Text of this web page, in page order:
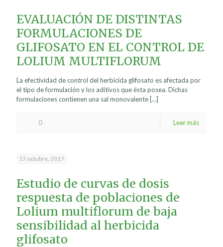
EVALUACIÓN DE DISTINTAS
FORMULACIONES DE
GLIFOSATO EN EL CONTROL DE
LOLIUM MULTIFLORUM
La efectividad de control del herbicida glifosato es afectada por
el tipo de formulación y los aditivos que ésta posea. Dichas
formulaciones contienen una sal monovalente […]
0 Leer más
17 octubre, 2017
Estudio de curvas de dosis
respuesta de poblaciones de
Lolium multiflorum de baja
sensibilidad al herbicida
glifosato